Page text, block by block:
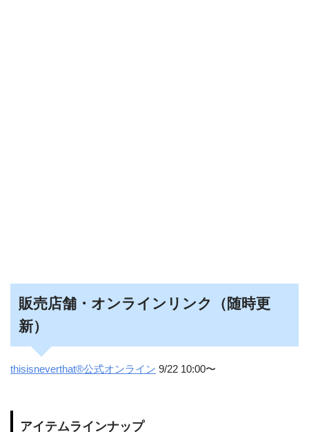
販売店舗・オンラインリンク（随時更
新）
thisisneverthat®公式オンライン 9/22 10:00〜
アイテムラインナップ